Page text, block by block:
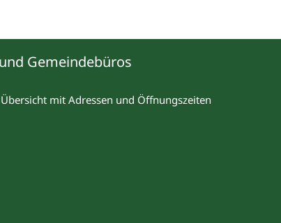
Gemeindebüros
mit Adressen und Öffnungszeiten